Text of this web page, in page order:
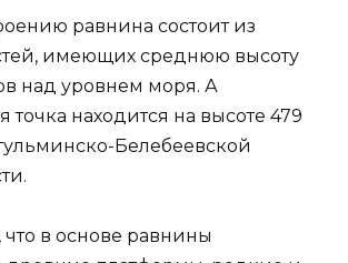
равнина состоит из
имеющих среднюю высоту
над уровнем моря. А
точка находится на высоте 479
Белебеевской
что в основе равнины